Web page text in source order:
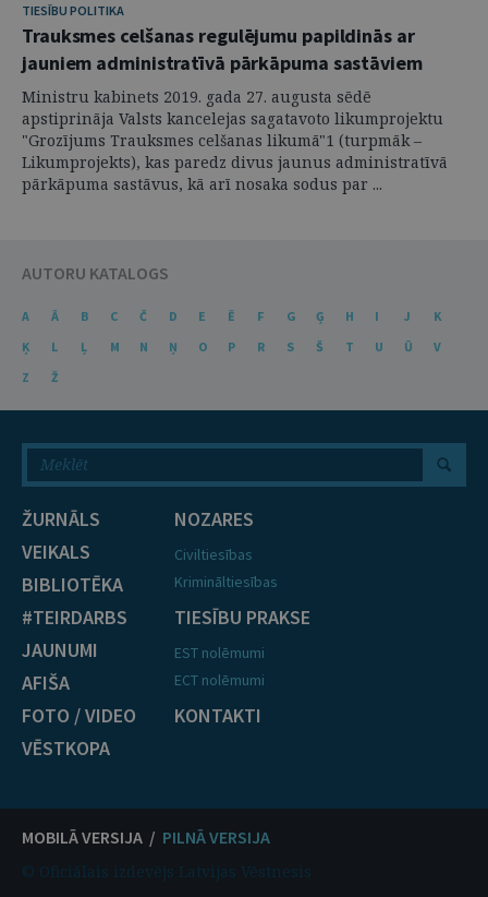
TIESĪBU POLITIKA
Trauksmes celšanas regulējumu papildinās ar
jauniem administratīvā pārkāpuma sastāviem
Ministru kabinets 2019. gada 27. augusta sēdē
apstiprināja Valsts kancelejas sagatavoto likumprojektu
"Grozījums Trauksmes celšanas likumā"1 (turpmāk –
Likumprojekts), kas paredz divus jaunus administratīvā
pārkāpuma sastāvus, kā arī nosaka sodus par ...
AUTORU KATALOGS
A Ā B C Č D E Ē F G Ģ H I J
K
Ķ
L Ļ M N Ņ O P R S Š T U Ū
V
Z
Ž
ŽURNĀLS
VEIKALS
BIBLIOTĒKA
#TEIRDARBS
JAUNUMI
AFIŠA
FOTO / VIDEO
VĒSTKOPA
NOZARES
Civiltiesības
Krimināltiesības
TIESĪBU PRAKSE
EST nolēmumi
ECT nolēmumi
KONTAKTI
MOBILĀ VERSIJA / PILNĀ VERSIJA
© Oficiālais izdevējs Latvijas Vēstnesis